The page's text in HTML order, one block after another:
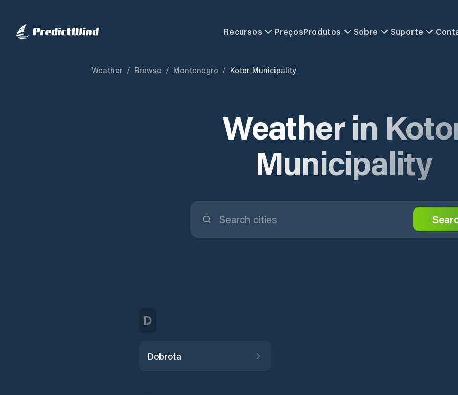
Recursos PreçosProdutos Sobre Suporte
Weather / Browse / Montenegro / Kotor Municipality
Weather in
Municipality
D
Dobrota